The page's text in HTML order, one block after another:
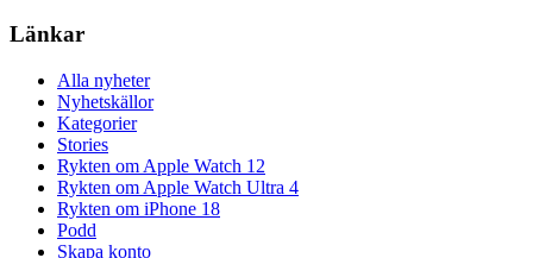
Länkar
Alla nyheter
Nyhetskällor
Kategorier
Stories
Rykten om Apple Watch 12
Rykten om Apple Watch Ultra 4
Rykten om iPhone 18
Podd
Skapa konto